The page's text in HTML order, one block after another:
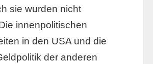
sie wurden nicht
innenpolitischen
in den USA und die
der anderen